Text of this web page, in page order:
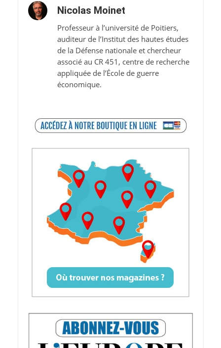
Nicolas Moinet
Professeur à l’université de Poitiers,
auditeur de l’Institut des hautes études
de la Défense nationale et chercheur
associé au CR 451, centre de recherche
appliquée de l’École de guerre
économique.